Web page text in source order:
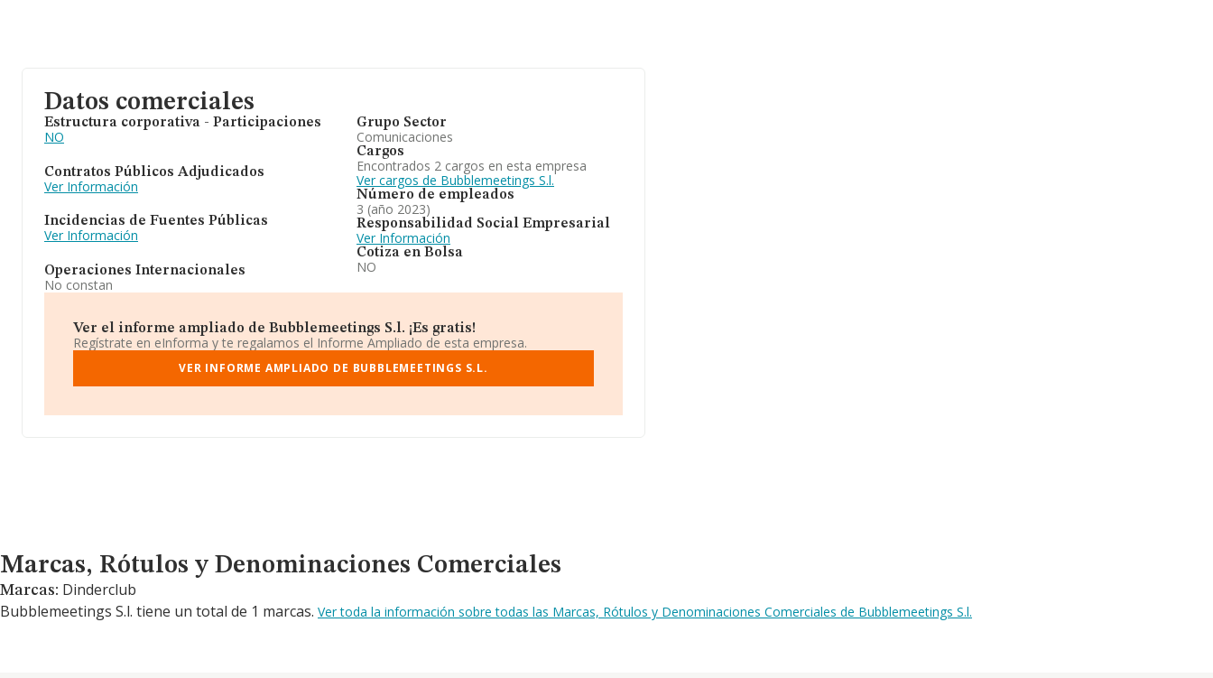
Datos comerciales
Estructura corporativa - Participaciones
NO
Contratos Públicos Adjudicados
Ver Información
Incidencias de Fuentes Públicas
Ver Información
Operaciones Internacionales
No constan
Grupo Sector
Comunicaciones
Cargos
Encontrados 2 cargos en esta empresa
Ver cargos de Bubblemeetings S.l.
Número de empleados
3 (año 2023)
Responsabilidad Social Empresarial
Ver Información
Cotiza en Bolsa
NO
Ver el informe ampliado de Bubblemeetings S.l. ¡Es gratis!
Regístrate en eInforma y te regalamos el Informe Ampliado de esta empresa.
VER INFORME AMPLIADO DE BUBBLEMEETINGS S.L.
Marcas, Rótulos y Denominaciones Comerciales
Marcas, Rótulos y Denominaciones Comerciales
Marcas: Dinderclub
Bubblemeetings S.l. tiene un total de 1 marcas. Ver toda la información sobre todas las Marcas, Rótulos y Denominaciones Comerciales de Bubblemeetings S.l.